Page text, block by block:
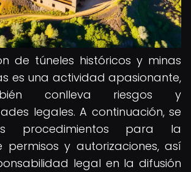
de túneles históricos y minas
es una actividad apasionante,
conlleva riesgos y
legales. A continuación, se
procedimientos para la
permisos y autorizaciones, así
legal en la difusión